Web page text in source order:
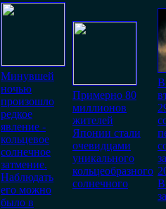
Минувшей
ночью
произошло
редкое
явление -
кольцевое
солнечное
затмение.
Наблюдать
его можно
было в
Примерно 80
миллионов
жителей
Японии стали
очевидцами
уникального
кольцеобразного
солнечного
В
В